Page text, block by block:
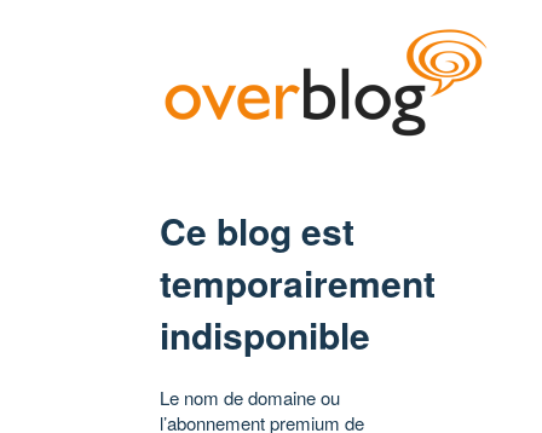
Ce blog est
temporairement
indisponible
Le nom de domaine ou
l’abonnement premium de